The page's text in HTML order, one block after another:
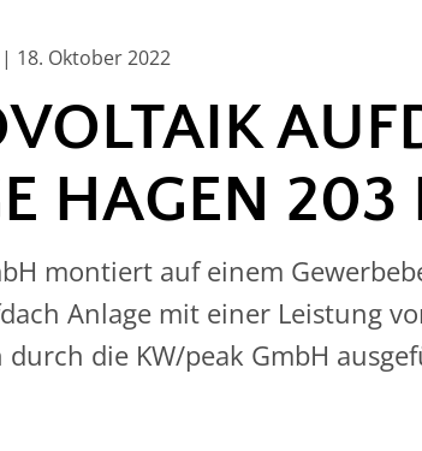
18. Oktober 2022
HAGEN
montiert auf einem
Anlage mit einer Leistung
die KW/peak GmbH